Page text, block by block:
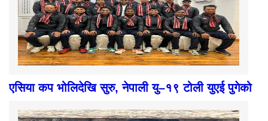
एसिया कप भोलिदेखि सुरु, नेपाली यु–१९ टोली युएई पुगेको